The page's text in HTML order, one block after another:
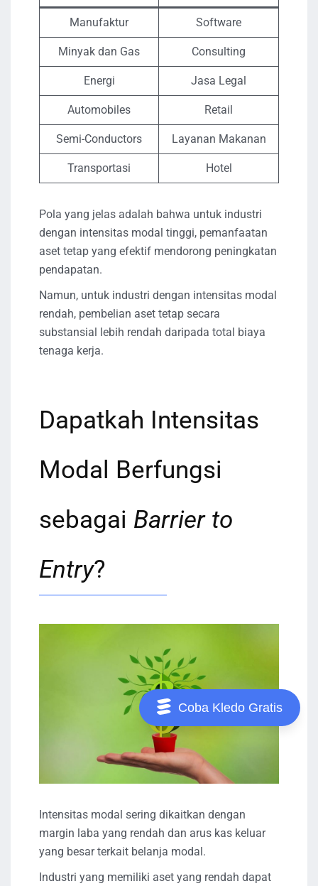
Manufaktur Software
Minyak dan Gas Consulting
Energi Jasa Legal
Automobiles Retail
Semi-Conductors Layanan Makanan
Transportasi Hotel
Pola yang jelas adalah bahwa untuk industri
dengan intensitas modal tinggi, pemanfaatan
aset tetap yang efektif mendorong peningkatan
pendapatan.
Namun, untuk industri dengan intensitas modal
rendah, pembelian aset tetap secara
substansial lebih rendah daripada total biaya
tenaga kerja.
Dapatkah Intensitas
Modal Berfungsi
sebagai Barrier to
Entry?
Intensitas modal sering dikaitkan dengan
margin laba yang rendah dan arus kas keluar
yang besar terkait belanja modal.
Industri yang memiliki aset yang rendah dapat
Coba Kledo Gratis